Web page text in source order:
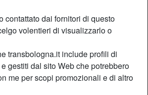
contattato dai fornitori di questo
volentieri di visualizzarlo o
transbologna.it include profili di
gestiti dal sito Web che potrebbero
me per scopi promozionali e di altro
salire nella tua macchina e da
tua finchè non scenderò, e ti garantisco
brava che tu non vorrai mai farmi
praticamente sicura.